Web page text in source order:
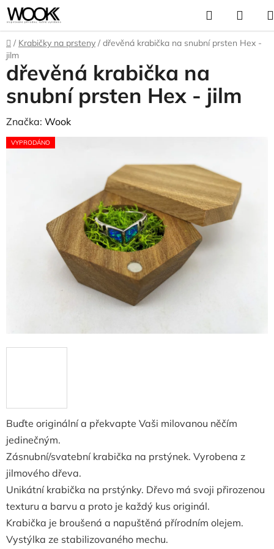
Přejít
na
obsah
Hledat
Domů
/ Krabičky na prsteny / dřevěná krabička na snubní prsten Hex -
jilm
Buďte originální a překvapte Vaši milovanou něčím
jedinečným.
Zásnubní/svatební krabička na prstýnek. Vyrobena z
jilmového dřeva.
Unikátní krabička na prstýnky. Dřevo má svoji přirozenou
texturu a barvu a proto je každý kus originál.
Krabička je broušená a napuštěná přírodním olejem.
Vystýlka ze stabilizovaného mechu.
dřevěná krabička na
snubní prsten Hex - jilm
Značka: Wook
VYPRODÁNO